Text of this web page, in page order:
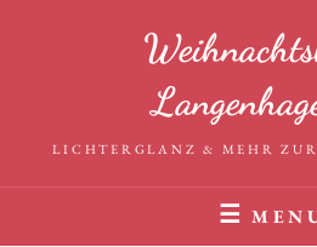
LICHTERGLANZ & MEHR